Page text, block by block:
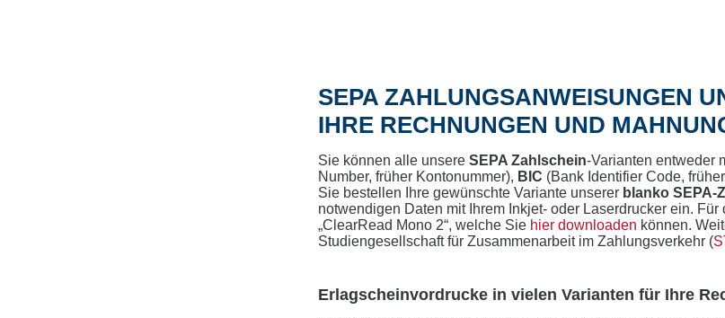
SEPA ZAHLUNGSANWEISUNGEN
IHRE RECHNUNGEN UND
Sie können alle unsereSEPA Zahlschein-Varianten entweder
Number, früher Kontonummer), BIC (Bank Identifier Code,
Sie bestellen Ihre gewünschte Variante unserer blanko SEPA-
notwendigen Daten mit Ihrem Inkjet- oder Laserdrucker ein.
„ClearRead Mono 2“, welche Sie hier downloaden können.
Studiengesellschaft für Zusammenarbeit im Zahlungsverkehr (
Erlagscheinvordrucke in vielen Varianten für Ihre